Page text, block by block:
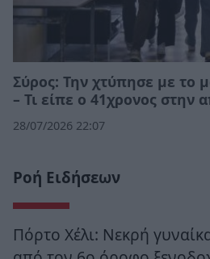
Σύρος: Την χτύπησε με το
– Τι είπε ο 41χρονος στην
28/07/2026 22:07
Ροή Ειδήσεων
Πόρτο Χέλι: Νεκρή